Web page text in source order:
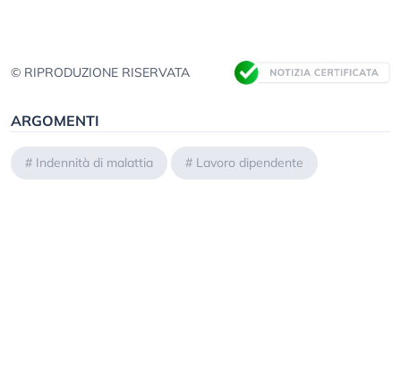
© RIPRODUZIONE RISERVATA
ARGOMENTI
# Indennità di malattia # Lavoro dipendente